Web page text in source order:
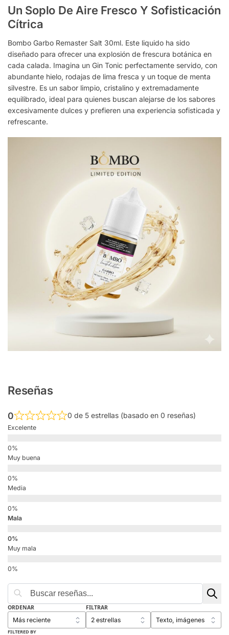
Un Soplo De Aire Fresco Y Sofisticación
Cítrica
Bombo Garbo Remaster Salt 30ml. Este liquido ha sido
diseñado para ofrecer una explosión de frescura botánica en
cada calada. Imagina un Gin Tonic perfectamente servido, con
abundante hielo, rodajas de lima fresca y un toque de menta
silvestre. Es un sabor limpio, cristalino y extremadamente
equilibrado, ideal para quienes buscan alejarse de los sabores
excesivamente dulces y prefieren una experiencia sofisticada y
refrescante.
Reseñas
0 0 de 5 estrellas (basado en 0 reseñas)
Excelente
Muy buena
Media
Mala
Muy mala
ORDENAR FILTRAR
FILTERED BY